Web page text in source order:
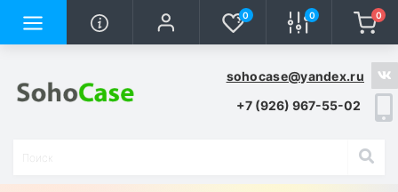
0 0 0
sohocase@yandex.ru
+7 (926) 967-55-02